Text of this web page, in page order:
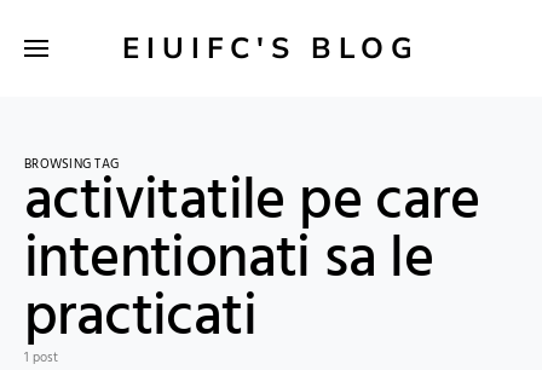
EIUIFC'S BLOG
BROWSING TAG
activitatile pe care
intentionati sa le
practicati
1 post